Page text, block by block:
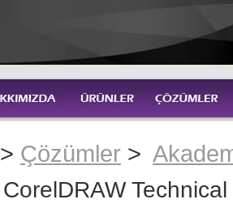
> Çözümler >
CorelDRAW